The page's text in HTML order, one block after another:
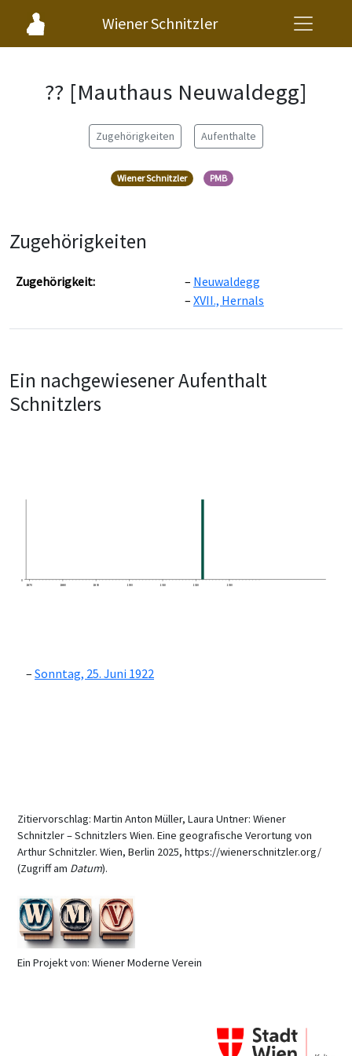
Wiener Schnitzler
?? [Mauthaus Neuwaldegg]
Zugehörigkeiten Aufenthalte
Wiener Schnitzler PMB
Zugehörigkeiten
Zugehörigkeit:
Neuwaldegg
XVII., Hernals
Ein nachgewiesener Aufenthalt
Schnitzlers
0
1870
1880 1890 1900 1910 1920 1930
Sonntag, 25. Juni 1922
Zitiervorschlag: Martin Anton Müller, Laura Untner: Wiener
Schnitzler – Schnitzlers Wien. Eine geografische Verortung von
Arthur Schnitzler. Wien, Berlin 2025, https://wienerschnitzler.org/
(Zugriff am Datum).
Ein Projekt von: Wiener Moderne Verein